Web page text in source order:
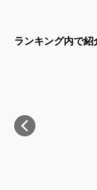
ランキング内で